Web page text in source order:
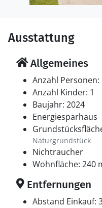
perfekt ab.
Ausstattung
Allgemeines
Anzahl Personen:
Anzahl Kinder: 1
Baujahr: 2024
Energiesparhaus
Naturgrundstück
Nichtraucher
Wohnfläche: 240
Entfernungen
Abstand Einkauf: